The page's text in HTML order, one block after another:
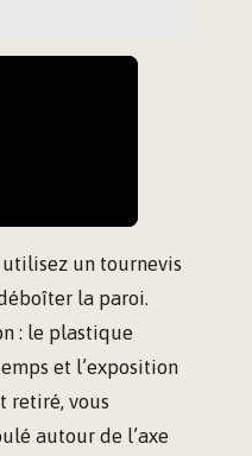
un tournevis
la paroi.
: le plastique
et l’exposition
retiré, vous
autour de l’axe